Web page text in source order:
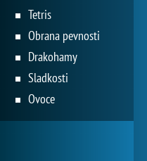
Tetris
Obrana pevnosti
Drakohamy
Sladkosti
Ovoce